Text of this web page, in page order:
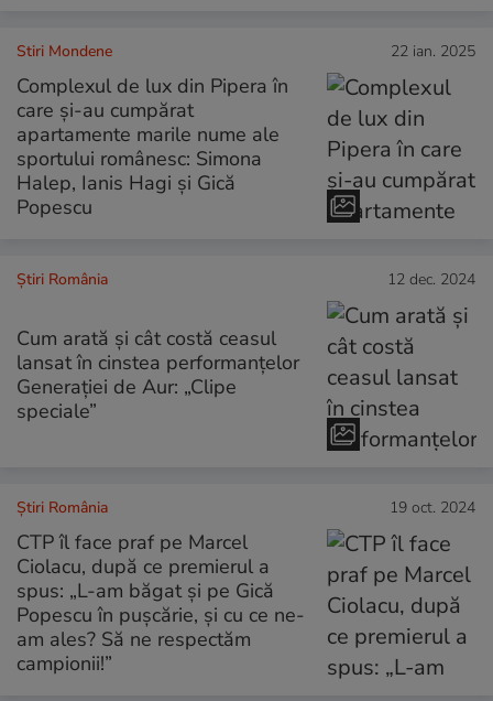
Stiri Mondene 22 ian. 2025
Complexul de lux din Pipera în
care și-au cumpărat
apartamente marile nume ale
sportului românesc: Simona
Halep, Ianis Hagi și Gică
Popescu
Știri România 12 dec. 2024
Cum arată și cât costă ceasul
lansat în cinstea performanțelor
Generației de Aur: „Clipe
speciale”
Știri România 19 oct. 2024
CTP îl face praf pe Marcel
Ciolacu, după ce premierul a
spus: „L-am băgat și pe Gică
Popescu în pușcărie, și cu ce ne-
am ales? Să ne respectăm
campionii!”